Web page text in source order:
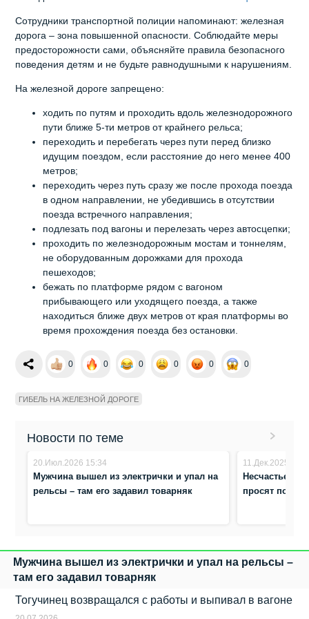
Сотрудники транспортной полиции напоминают: железная
дорога – зона повышенной опасности. Соблюдайте меры
предосторожности сами, объясняйте правила безопасного
поведения детям и не будьте равнодушными к нарушениям.
На железной дороге запрещено:
ходить по путям и проходить вдоль железнодорожного
пути ближе 5-ти метров от крайнего рельса;
переходить и перебегать через пути перед близко
идущим поездом, если расстояние до него менее 400
метров;
переходить через путь сразу же после прохода поезда
в одном направлении, не убедившись в отсутствии
поезда встречного направления;
подлезать под вагоны и перелезать через автосцепки;
проходить по железнодорожным мостам и тоннелям,
не оборудованным дорожками для прохода
пешеходов;
бежать по платформе рядом с вагоном
прибывающего или уходящего поезда, а также
находиться ближе двух метров от края платформы во
время прохождения поезда без остановки.
0 0 0 0 0 0
ГИБЕЛЬ НА ЖЕЛЕЗНОЙ ДОРОГЕ
Новости по теме
20.Июл.2026 15:34
Мужчина вышел из электрички и упал на
рельсы – там его задавил товарняк
11.Дек.2025
Несчастье на
просят
Мужчина вышел из электрички и упал на рельсы –
там его задавил товарняк
Тогучинец возвращался с работы и выпивал в вагоне